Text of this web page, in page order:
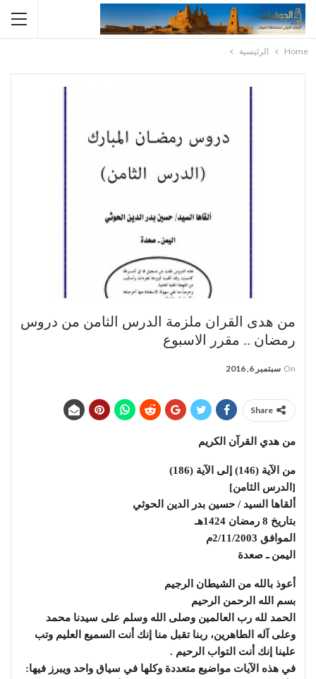
Home الرئيسية
من هدى القران ملزمة الدرس الثامن من دروس
رمضان .. مقرر الاسبوع
On سبتمبر 6, 2016
Share
من هدي القرآن الكريم
من الآية (146) إلى الآية (186)
[الدرس الثامن]
ألقاها السيد / حسين بدر الدين الحوثي
بتاريخ 8 رمضان 1424هـ
الموافق 2/11/2003م
اليمن ـ صعدة
أعوذ بالله من الشيطان الرجيم
بسم الله الرحمن الرحيم
الحمد لله رب العالمين وصلى الله وسلم على سيدنا محمد
وعلى آله الطاهرين، ربنا تقبل منا إنك أنت السميع العليم وتب
علينا إنك أنت التواب الرحيم .
في هذه الآيات مواضيع متعددة وكلها في سياق واحد ويبرز فيها: